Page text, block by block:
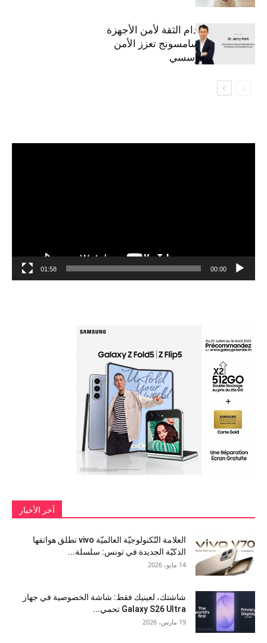
استراتيجية انعدام الثقة لأمن الأجهزة
المحمولة من سامسونج تعزز الأمن
السيبراني المؤسسي
00:00
01:58
آخر الأخبار
العلامة التّكنولوجيّة العالميّة vivo تطلق هواتفها
الذكيّة الجديدة في تونس: سلسلة...
14 مايو، 2026
شاشتك، لعينيك فقط: شاشة الخصوصية في جهاز
Galaxy S26 Ultra تحمي...
19 مارس، 2026